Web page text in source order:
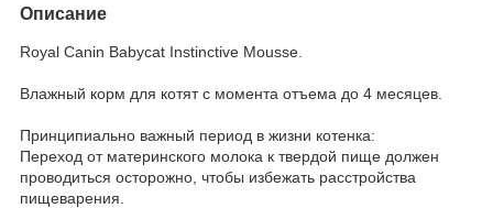
Описание
Royal Canin Babycat Instinctive Mousse.
Влажный корм для котят с момента отъема до 4 месяцев.
Принципиально важный период в жизни котенка:
Переход от материнского молока к твердой пище должен
проводиться осторожно, чтобы избежать расстройства
пищеварения.